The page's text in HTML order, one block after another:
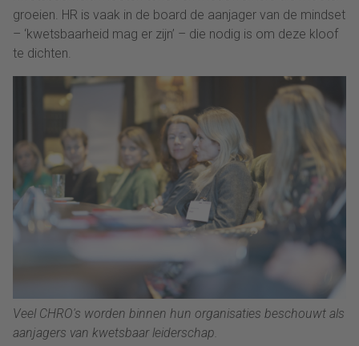
groeien. HR is vaak in de board de aanjager van de mindset
– ‘kwetsbaarheid mag er zijn’ – die nodig is om deze kloof
te dichten.
Veel CHRO's worden binnen hun organisaties beschouwt als
aanjagers van kwetsbaar leiderschap.